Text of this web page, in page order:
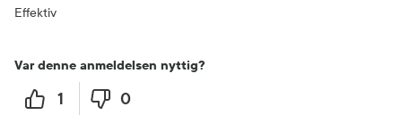
Effektiv
Var denne anmeldelsen nyttig?
1 0